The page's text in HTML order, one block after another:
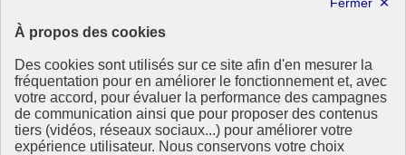
À propos des cookies
Des cookies sont utilisés sur ce site afin d'en mesurer la
fréquentation pour en améliorer le fonctionnement et, avec
votre accord, pour évaluer la performance des campagnes
de communication ainsi que pour proposer des contenus
tiers (vidéos, réseaux sociaux...) pour améliorer votre
expérience utilisateur. Nous conservons votre choix
Ressources
Ressources
La Méth’ODD
Gouvernement